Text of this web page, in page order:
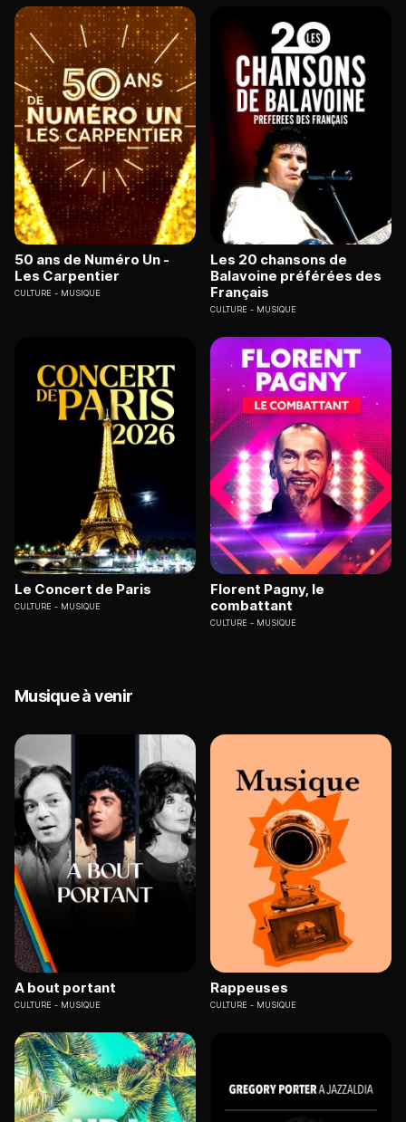
50 ans de Numéro Un -
Les Carpentier
CULTURE MUSIQUE
Les 20 chansons de
Balavoine préférées des
Français
CULTURE MUSIQUE
Le Concert de Paris
CULTURE MUSIQUE
Florent Pagny, le
combattant
CULTURE MUSIQUE
Musique à venir
A bout portant
CULTURE MUSIQUE
Rappeuses
CULTURE MUSIQUE